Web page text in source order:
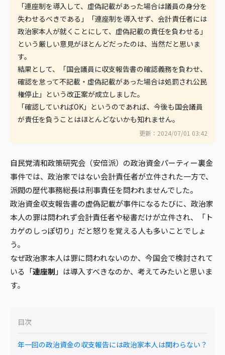
「連座制を導入して、虚偽記載があった場合は議員の身分を
失わせるべきである」「連座制を導入せず、会計責任者には
政治家本人が就くことにして、虚偽記載の責任を負わせる」
という厳しい意見がほとんどだったのは、当然だと思いま
す。
結果として、「国会議員に収支報告書の確認義務を負わせ、
確認を怠って不記載・虚偽記載があった場合は処罰され公民
権停止」という改正案が成立しました。
「確認していればOK」というのであれば、今後も国会議員
が責任を負うことはほとんどないかも知れません。
更新：2024/07/01 03:42
自民党清和政策研究会（安倍派）の政治資金パーティー裏金
事件では、政治家ではない会計責任者が立件された一方で、
派閥の歴代事務総長は刑事責任を問われませんでした。
政治資金収支報告書の虚偽記載が事件になるたびに、政治家
本人の罪は問われず会計責任者や秘書だけが立件され、「ト
カゲのしっぽ切り」だと怒りを覚える人も多いことでしょ
う。
なぜ政治家本人は罪に問われないのか、今国会で検討されて
いる「連座制 」は導入すべきなのか、考えてみたいと思いま
す。
目次
年一回の政治資金の収支報告には政治家本人は関わらない？